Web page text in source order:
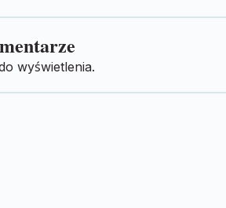
wyświetlenia.